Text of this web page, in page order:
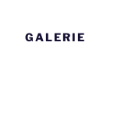
GALERIE